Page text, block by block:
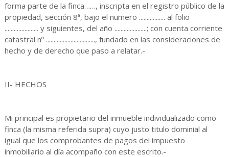
forma parte de la finca……, inscripta en el registro público de la
propiedad, sección 8ª, bajo el numero ................. al folio
...................... y siguientes, del año .....................; con cuenta corriente
catastral nº ................................, fundado en las consideraciones de
hecho y de derecho que paso a relatar.-
II- HECHOS
Mi principal es propietario del inmueble individualizado como
finca (la misma referida supra) cuyo justo titulo dominial al
igual que los comprobantes de pagos del impuesto
inmobiliario al día acompaño con este escrito.-